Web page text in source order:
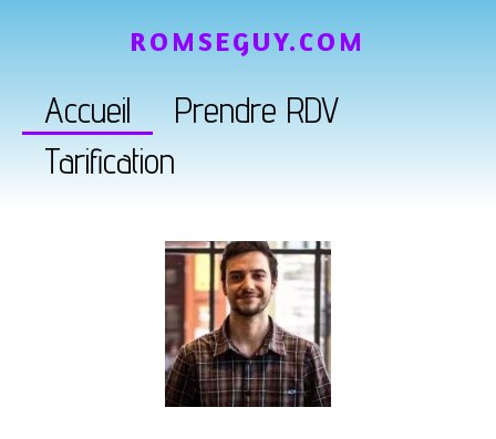
Accueil
Prendre RDV
Tarification
ROMSEGUY.COM